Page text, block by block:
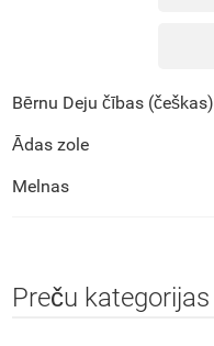
Bērnu Deju čības (češkas)
Ādas zole
Melnas
Preču kategorijas